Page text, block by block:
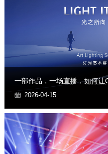
一部作品，一场直播，如何让
2026-04-15